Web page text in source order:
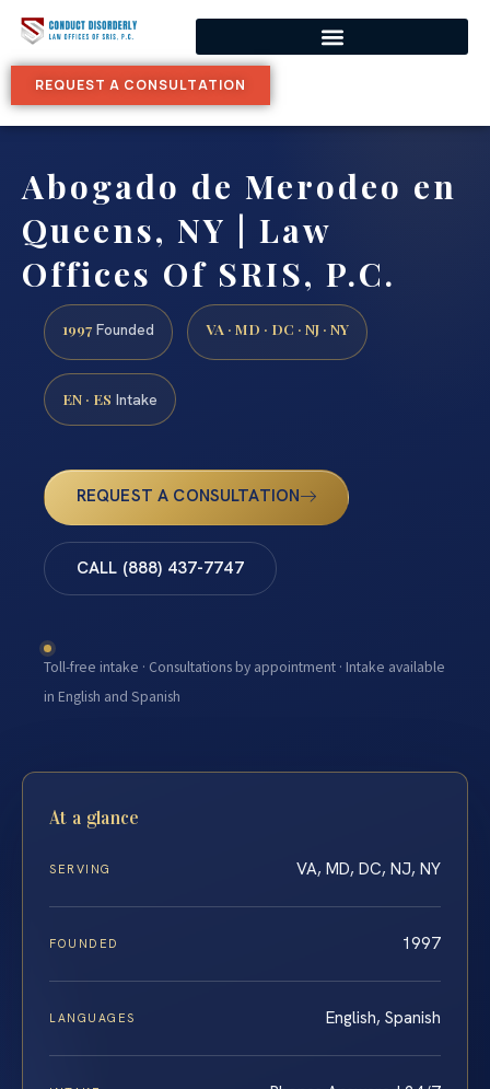
REQUEST A CONSULTATION
Abogado de Merodeo en
Queens, NY | Law
Offices Of SRIS, P.C.
1997 Founded VA · MD · DC · NJ · NY
EN · ES Intake
REQUEST A CONSULTATION
CALL (888) 437-7747
Toll-free intake · Consultations by appointment · Intake available
in English and Spanish
At a glance
SERVING VA, MD, DC, NJ, NY
FOUNDED 1997
LANGUAGES English, Spanish